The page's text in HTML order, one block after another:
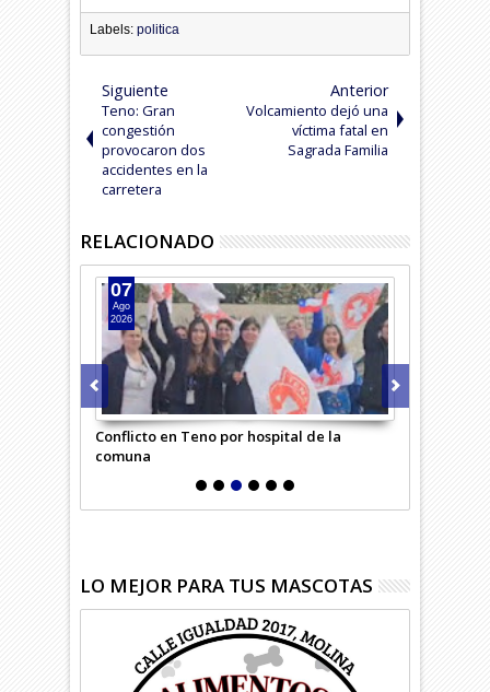
Labels:politica
Siguiente
Teno: Gran
congestión
provocaron dos
accidentes en la
carretera
Anterior
Volcamiento dejó una
víctima fatal en
Sagrada Familia
RELACIONADO
Conflicto en Teno por hospital de la
comuna
07
Ago
2026
LO MEJOR PARA TUS MASCOTAS